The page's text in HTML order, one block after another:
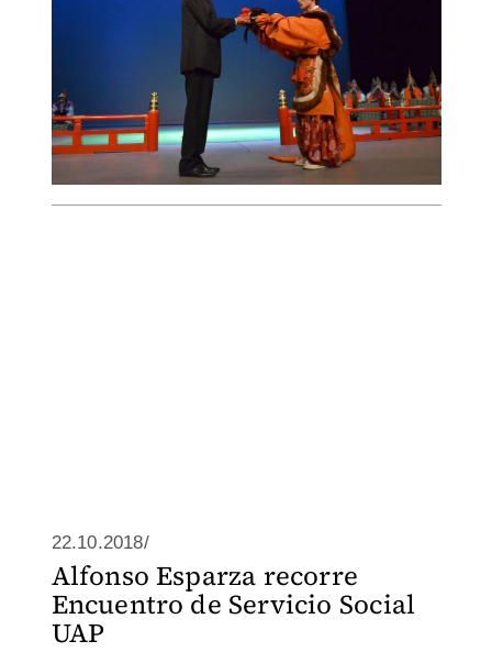
22.10.2018/
Alfonso Esparza recorre
Encuentro de Servicio Social
UAP